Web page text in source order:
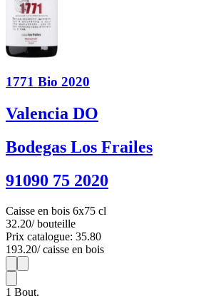
1771 Bio 2020
Valencia DO
Bodegas Los Frailes
91090 75 2020
Caisse en bois 6x75 cl
32.20/ bouteille
Prix catalogue: 35.80
193.20/ caisse en bois
1
1 Bout.